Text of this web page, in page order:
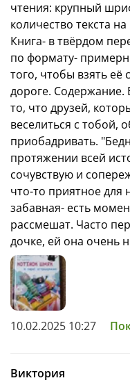
чтения: крупный
количество текста
Книга- в твёрдом
по формату-
того, чтобы взять её
дороге. Содержание.
то, что друзей,
веселиться с тобой,
приобадривать.
протяжении всей
сочувствую и
что-то приятное для
забавная- есть
рассмешат. Часто
дочке, ей она очень
10.02.2025 10:27
Виктория